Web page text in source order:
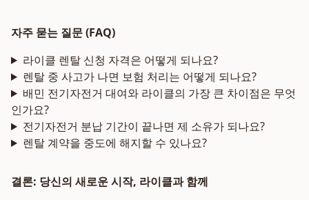
자주 묻는 질문 (FAQ)
라이클 렌탈 신청 자격은 어떻게 되나요?
렌탈 중 사고가 나면 보험 처리는 어떻게 되나요?
배민 전기자전거 대여와 라이클의 가장 큰 차이점은 무엇
인가요?
전기자전거 분납 기간이 끝나면 제 소유가 되나요?
렌탈 계약을 중도에 해지할 수 있나요?
결론: 당신의 새로운 시작, 라이클과 함께